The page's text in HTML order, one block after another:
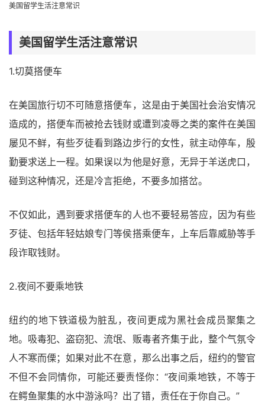
美国留学生活注意常识
美国留学生活注意常识
1.切莫搭便车
在美国旅行切不可随意搭便车，这是由于美国社会治安情况
造成的，搭便车而被抢去钱财或遭到凌辱之类的案件在美国
屡见不鲜，有些歹徒看到路边步行的女性，就主动停车，殷
勤要求送上一程。如果误以为他是好意，无异于羊送虎口，
碰到这种情况，还是冷言拒绝，不要多加搭岔。
不仅如此，遇到要求搭便车的人也不要轻易答应，因为有些
歹徒、包括年轻姑娘专门等侯搭乘便车，上车后靠威胁等手
段诈取钱财。
2.夜间不要乘地铁
纽约的地下铁道极为脏乱，夜间更成为黑社会成员聚集之
地。吸毒犯、盗窃犯、流氓、贩毒者齐集于此，整个气氛令
人不寒而傈；如果对此不在意，那么出事之后，纽约的警官
不但不会同情你，可能还要责怪你：“夜间乘地铁，不等于
在鳄鱼聚集的水中游泳吗？出了错，责任在于你自己。”